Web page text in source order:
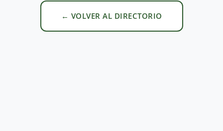
← VOLVER AL DIRECTORIO